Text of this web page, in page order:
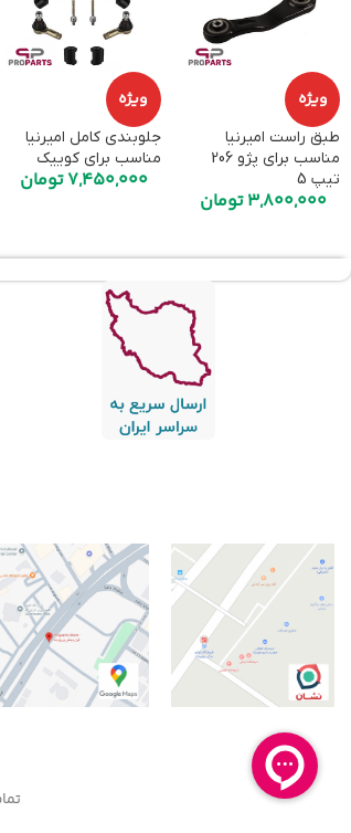
ویژه
طبق راست امیرنیا
مناسب برای پژو 206
تیپ 5
3,800,000تومان
ویژه
جلوبندی کامل امیرنیا
مناسب برای کوییک
7,450,000تومان